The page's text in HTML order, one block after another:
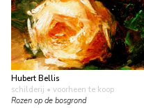
Hubert Bellis
schilderij • voorheen te koop
Rozen op de bosgrond